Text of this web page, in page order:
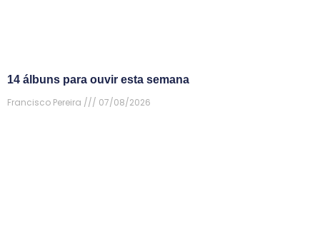
14 álbuns para ouvir esta semana
Francisco Pereira
07/08/2026